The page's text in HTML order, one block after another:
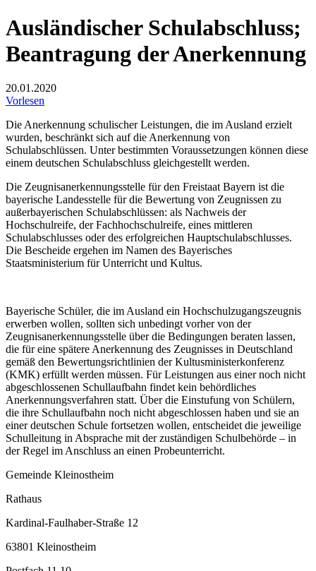
Ausländischer Schulabschluss;
Beantragung der Anerkennung
20.01.2020
Vorlesen
Die Anerkennung schulischer Leistungen, die im Ausland erzielt
wurden, beschränkt sich auf die Anerkennung von
Schulabschlüssen. Unter bestimmten Voraussetzungen können diese
einem deutschen Schulabschluss gleichgestellt werden.
Die Zeugnisanerkennungsstelle für den Freistaat Bayern ist die
bayerische Landesstelle für die Bewertung von Zeugnissen zu
außerbayerischen Schulabschlüssen: als Nachweis der
Hochschulreife, der Fachhochschulreife, eines mittleren
Schulabschlusses oder des erfolgreichen Hauptschulabschlusses.
Die Bescheide ergehen im Namen des Bayerisches
Staatsministerium für Unterricht und Kultus.
Bayerische Schüler, die im Ausland ein Hochschulzugangszeugnis
erwerben wollen, sollten sich unbedingt vorher von der
Zeugnisanerkennungsstelle über die Bedingungen beraten lassen,
die für eine spätere Anerkennung des Zeugnisses in Deutschland
gemäß den Bewertungsrichtlinien der Kultusministerkonferenz
(KMK) erfüllt werden müssen. Für Leistungen aus einer noch nicht
abgeschlossenen Schullaufbahn findet kein behördliches
Anerkennungsverfahren statt. Über die Einstufung von Schülern,
die ihre Schullaufbahn noch nicht abgeschlossen haben und sie an
einer deutschen Schule fortsetzen wollen, entscheidet die jeweilige
Schulleitung in Absprache mit der zuständigen Schulbehörde – in
der Regel im Anschluss an einen Probeunterricht.
Gemeinde Kleinostheim
Rathaus
Kardinal-Faulhaber-Straße 12
63801 Kleinostheim